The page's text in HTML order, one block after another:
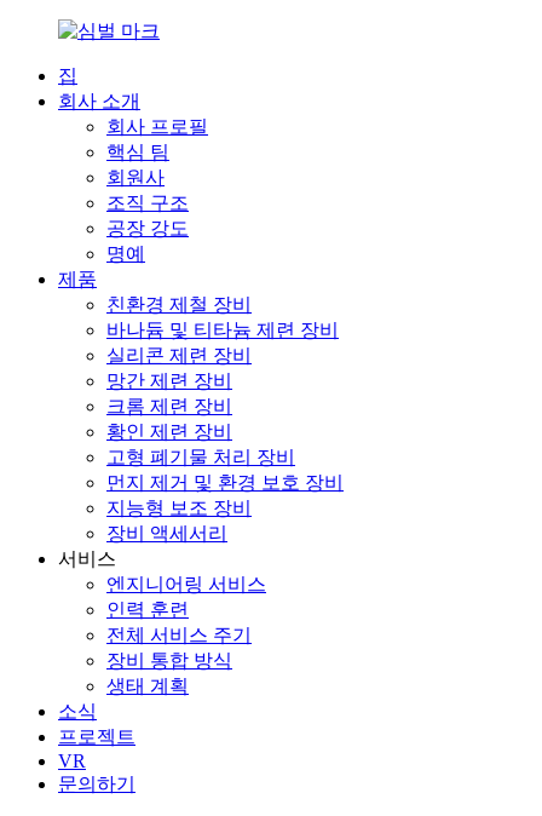
집
회사 소개
회사 프로필
핵심 팀
회원사
조직 구조
공장 강도
명예
제품
친환경 제철 장비
바나듐 및 티타늄 제련 장비
실리콘 제련 장비
망간 제련 장비
크롬 제련 장비
황인 제련 장비
고형 폐기물 처리 장비
먼지 제거 및 환경 보호 장비
지능형 보조 장비
장비 액세서리
서비스
엔지니어링 서비스
인력 훈련
전체 서비스 주기
장비 통합 방식
생태 계획
소식
프로젝트
VR
문의하기